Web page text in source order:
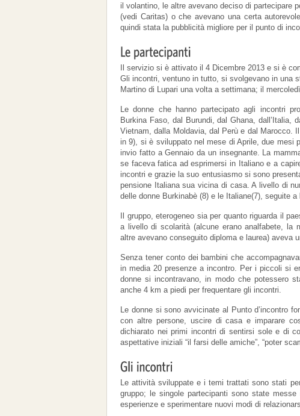
il volantino, le altre avevano deciso di partecipare
(vedi Caritas) o che avevano una certa
quindi stata la pubblicità migliore per il punto di
Il servizio si è attivato il 4 Dicembre 2013 e si è
Gli incontri, ventuno in tutto, si svolgevano in una
Martino di Lupari una volta a settimana; il
Le donne che hanno partecipato agli incontri
Burkina Faso, dal Burundi, dal Ghana, dall’Italia,
Vietnam, dalla Moldavia, dal Perù e dal Marocco.
in 9), si è sviluppato nel mese di Aprile, due mesi
invio fatto a Gennaio da un insegnante. La
se faceva fatica ad esprimersi in Italiano e a
incontri e grazie la suo entusiasmo si sono
pensione Italiana sua vicina di casa. A livello di
delle donne Burkinabè (8) e le Italiane(7), seguite
Il gruppo, eterogeneo sia per quanto riguarda il
a livello di scolarità (alcune erano analfabete, la
altre avevano conseguito diploma e laurea) aveva
Senza tener conto dei bambini che
in media 20 presenze a incontro. Per i piccoli si
donne si incontravano, in modo che potessero
anche 4 km a piedi per frequentare gli incontri.
Le donne si sono avvicinate al Punto d’incontro
con altre persone, uscire di casa e imparare
dichiarato nei primi incontri di sentirsi sole e di
aspettative iniziali “il farsi delle amiche”, “poter
Le attività sviluppate e i temi trattati sono stati
gruppo; le singole partecipanti sono state
esperienze e sperimentare nuovi modi di